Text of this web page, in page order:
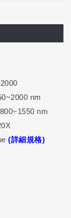
nm
nm
(詳細規格)